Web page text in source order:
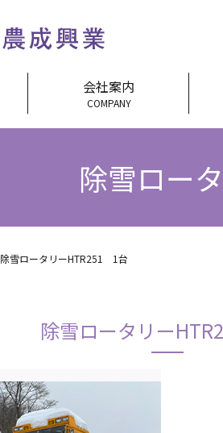
会社案内
COMPANY
除雪ロー
除雪ロータリーHTR251 1台
除雪ロータリー